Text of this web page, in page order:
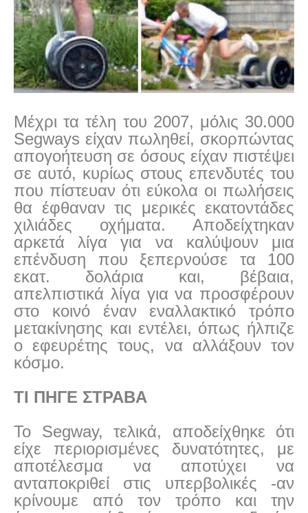
Μέχρι τα τέλη του 2007, μόλις 30.000
Segways είχαν πωληθεί, σκορπώντας
απογοήτευση σε όσους είχαν πιστέψει
σε αυτό, κυρίως στους επενδυτές του
που πίστευαν ότι εύκολα οι πωλήσεις
θα έφθαναν τις μερικές εκατοντάδες
χιλιάδες οχήματα. Αποδείχτηκαν
αρκετά λίγα για να καλύψουν μια
επένδυση που ξεπερνούσε τα 100
εκατ. δολάρια και, βέβαια,
απελπιστικά λίγα για να προσφέρουν
στο κοινό έναν εναλλακτικό τρόπο
μετακίνησης και εντέλει, όπως ήλπιζε
ο εφευρέτης τους, να αλλάξουν τον
κόσμο.
ΤΙ ΠΗΓΕ ΣΤΡΑΒΑ
Το Segway, τελικά, αποδείχθηκε ότι
είχε περιορισμένες δυνατότητες, με
αποτέλεσμα να αποτύχει να
ανταποκριθεί στις υπερβολικές -αν
κρίνουμε από τον τρόπο και την